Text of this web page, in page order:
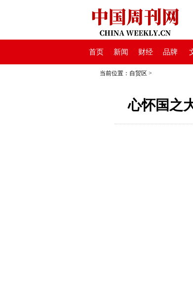
首页 新闻 财经 品牌
当前位置： 自贸区 >
心怀国之